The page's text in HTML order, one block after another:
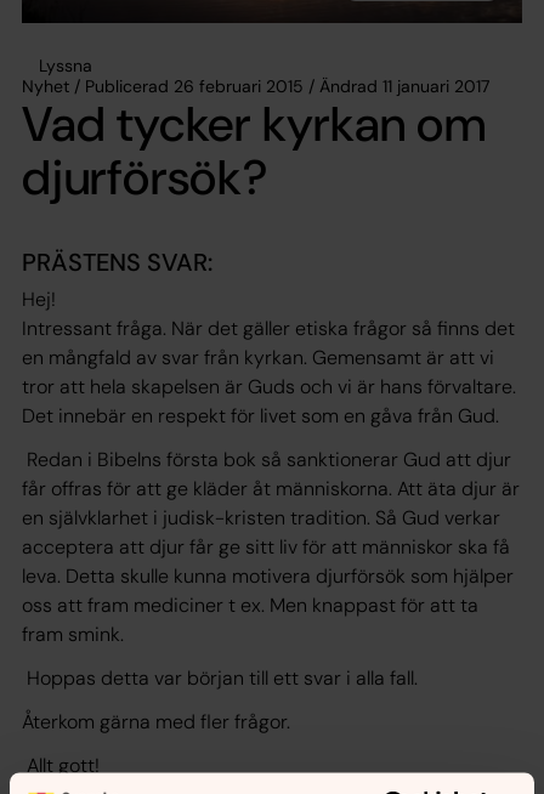
Lyssna
Nyhet / Publicerad 26 februari 2015 / Ändrad 11 januari 2017
Vad tycker kyrkan om
djurförsök?
PRÄSTENS SVAR:
Hej!
Intressant fråga. När det gäller etiska frågor så finns det
en mångfald av svar från kyrkan. Gemensamt är att vi
tror att hela skapelsen är Guds och vi är hans förvaltare.
Det innebär en respekt för livet som en gåva från Gud.
Redan i Bibelns första bok så sanktionerar Gud att djur
får offras för att ge kläder åt människorna. Att äta djur är
en självklarhet i judisk-kristen tradition. Så Gud verkar
acceptera att djur får ge sitt liv för att människor ska få
leva. Detta skulle kunna motivera djurförsök som hjälper
oss att fram mediciner t ex. Men knappast för att ta
fram smink.
Hoppas detta var början till ett svar i alla fall.
Återkom gärna med fler frågor.
Allt gott!